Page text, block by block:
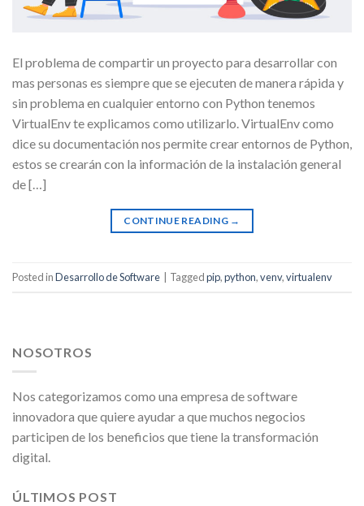
El problema de compartir un proyecto para desarrollar con
mas personas es siempre que se ejecuten de manera rápida y
sin problema en cualquier entorno con Python tenemos
VirtualEnv te explicamos como utilizarlo. VirtualEnv como
dice su documentación nos permite crear entornos de Python,
estos se crearán con la información de la instalación general
de […]
CONTINUE READING →
Posted inDesarrollo de Software Taggedpip,python,venv,virtualenv
NOSOTROS
Nos categorizamos como una empresa de software
innovadora que quiere ayudar a que muchos negocios
participen de los beneficios que tiene la transformación
digital.
ÚLTIMOS POST